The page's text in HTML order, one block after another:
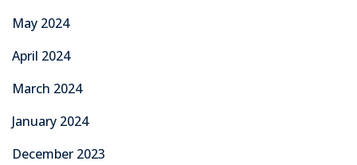
May 2024
April 2024
March 2024
January 2024
December 2023